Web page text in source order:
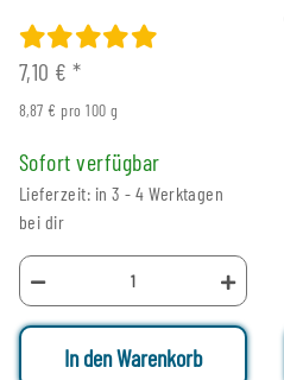
7,10 €*
8,87 € pro 100 g
Sofort verfügbar
Lieferzeit: in 3 - 4 Werktagen
bei dir
In den Warenkorb